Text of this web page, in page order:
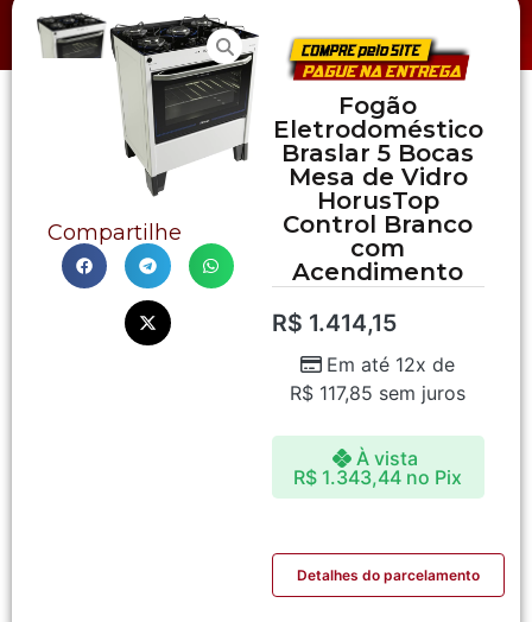
Compartilhe
Fogão
Eletrodoméstico
Braslar 5 Bocas
Mesa de Vidro
HorusTop
Control Branco
com
Acendimento
R$ 1.414,15
Em até 12x de
R$ 117,85 sem juros
À vista
R$ 1.343,44 no Pix
Detalhes do parcelamento